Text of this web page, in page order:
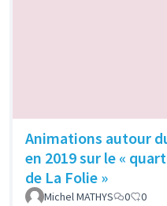
Animations autour
en 2019 sur le «
de La Folie »
Michel MATHYS 0 0